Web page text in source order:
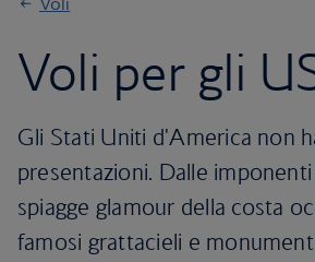
Voli per gli
Gli Stati Uniti d'America non
presentazioni. Dalle
spiagge glamour della costa
famosi grattacieli e